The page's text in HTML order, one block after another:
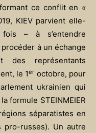
ce conflit en «
KIEV parvient elle-
– à s’entendre
à un échange
des représentants
le 1er octobre, pour
ukrainien qui
formule STEINMEIER
séparatistes en
russes). Un autre